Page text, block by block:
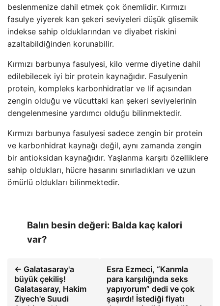
beslenmenize dahil etmek çok önemlidir. Kırmızı
fasulye yiyerek kan şekeri seviyeleri düşük glisemik
indekse sahip olduklarından ve diyabet riskini
azaltabildiğinden korunabilir.
Kırmızı barbunya fasulyesi, kilo verme diyetine dahil
edilebilecek iyi bir protein kaynağıdır. Fasulyenin
protein, kompleks karbonhidratlar ve lif açısından
zengin olduğu ve vücuttaki kan şekeri seviyelerinin
dengelenmesine yardımcı olduğu bilinmektedir.
Kırmızı barbunya fasulyesi sadece zengin bir protein
ve karbonhidrat kaynağı değil, aynı zamanda zengin
bir antioksidan kaynağıdır. Yaşlanma karşıtı özelliklere
sahip oldukları, hücre hasarını sınırladıkları ve uzun
ömürlü oldukları bilinmektedir.
Balın besin değeri: Balda kaç kalori
var?
← Galatasaray'a
büyük çekiliş!
Galatasaray, Hakim
Ziyech'e Suudi
Esra Ezmeci, “Karımla
para karşılığında seks
yapıyorum” dedi ve çok
şaşırdı! İstediği fiyatı